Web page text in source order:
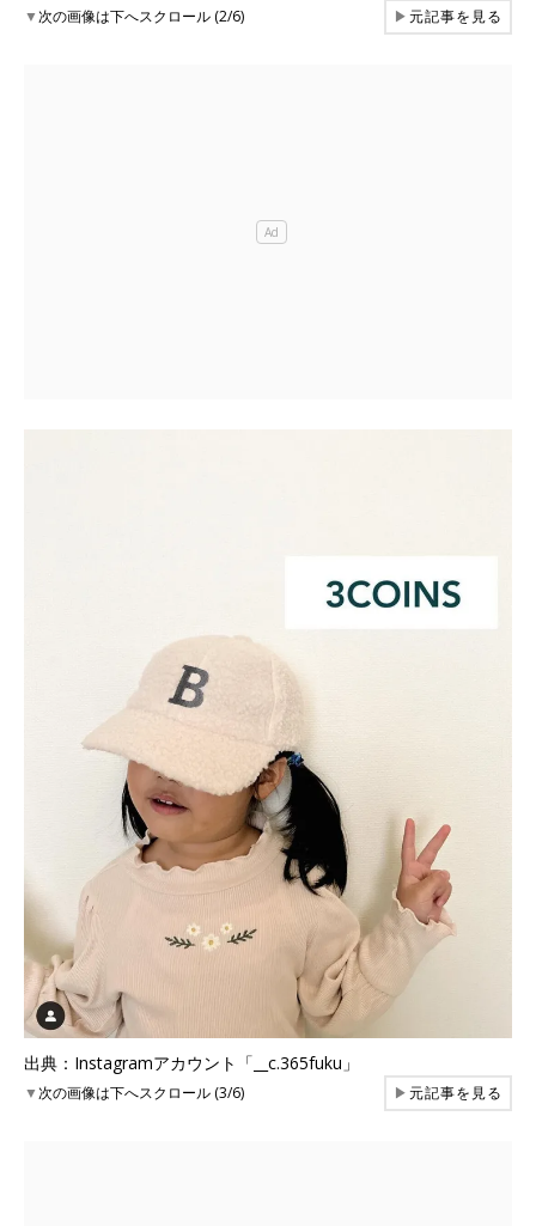
▼次の画像は下へスクロール (2/6) ▶元記事を見る
出典：Instagramアカウント「__c.365fuku」
▼次の画像は下へスクロール (3/6) ▶元記事を見る